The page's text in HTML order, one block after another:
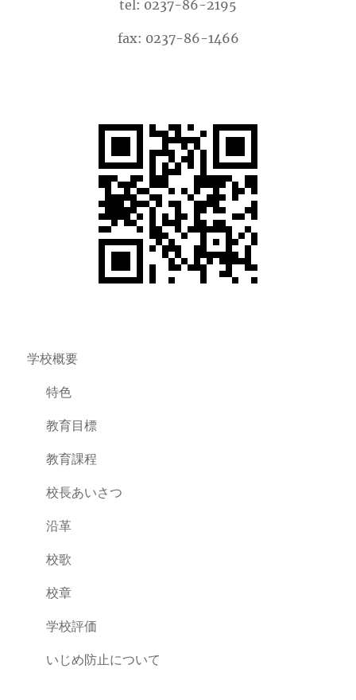
tel: 0237-86-2195
fax: 0237-86-1466
学校概要
特色
教育目標
教育課程
校長あいさつ
沿革
校歌
校章
学校評価
いじめ防止について